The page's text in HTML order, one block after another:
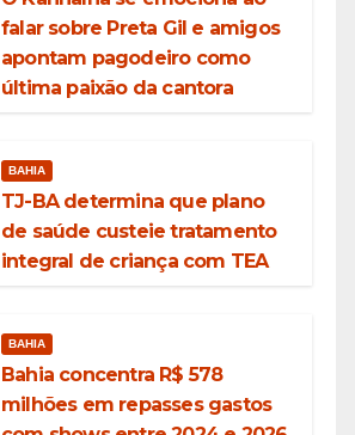
falar sobre Preta Gil e amigos
apontam pagodeiro como
última paixão da cantora
BAHIA
TJ-BA determina que plano
de saúde custeie tratamento
integral de criança com TEA
BAHIA
Bahia concentra R$ 578
milhões em repasses gastos